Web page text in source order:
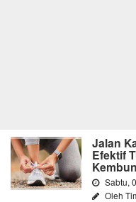
Jalan
Efektif
Sabtu,
Oleh